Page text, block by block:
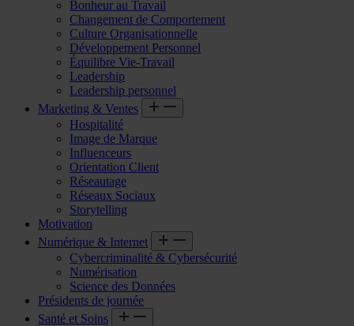
Bonheur au Travail
Changement de Comportement
Culture Organisationnelle
Développement Personnel
Équilibre Vie-Travail
Leadership
Leadership personnel
Marketing & Ventes
Hospitalité
Image de Marque
Influenceurs
Orientation Client
Réseautage
Réseaux Sociaux
Storytelling
Motivation
Numérique & Internet
Cybercriminalité & Cybersécurité
Numérisation
Science des Données
Présidents de journée
Santé et Soins